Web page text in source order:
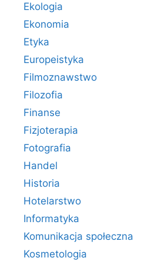
Ekologia
Ekonomia
Etyka
Europeistyka
Filmoznawstwo
Filozofia
Finanse
Fizjoterapia
Fotografia
Handel
Historia
Hotelarstwo
Informatyka
Komunikacja społeczna
Kosmetologia